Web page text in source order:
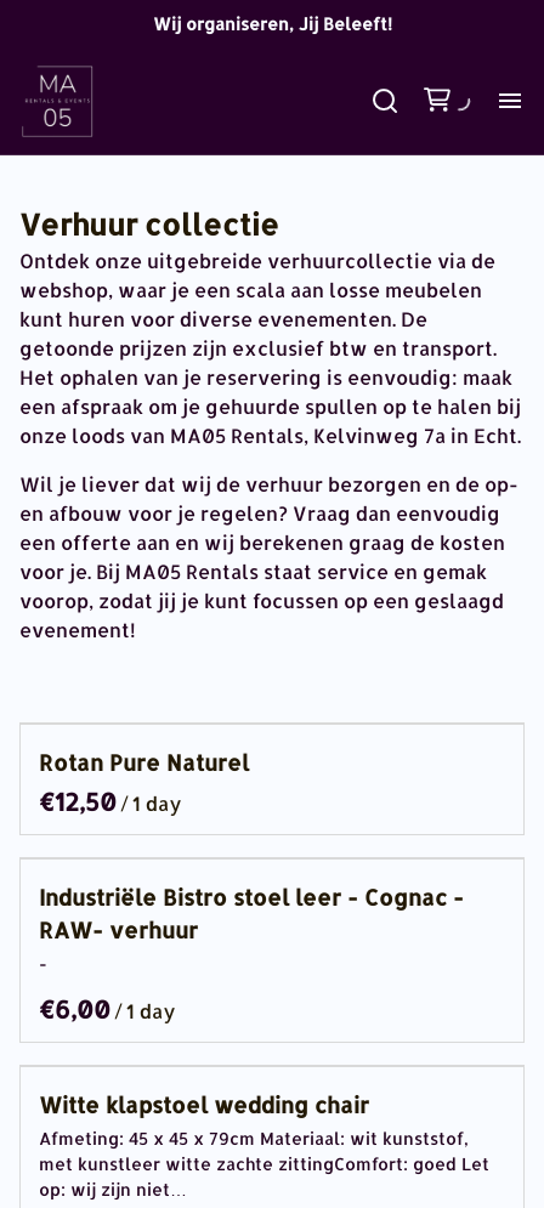
Wij organiseren, Jij Beleeft!
Verhuur collectie
Ontdek onze uitgebreide verhuurcollectie via de
webshop, waar je een scala aan losse meubelen
kunt huren voor diverse evenementen. De
getoonde prijzen zijn exclusief btw en transport.
Het ophalen van je reservering is eenvoudig: maak
een afspraak om je gehuurde spullen op te halen bij
onze loods van MA05 Rentals, Kelvinweg 7a in Echt.
Wil je liever dat wij de verhuur bezorgen en de op-
en afbouw voor je regelen? Vraag dan eenvoudig
een offerte aan en wij berekenen graag de kosten
voor je. Bij MA05 Rentals staat service en gemak
voorop, zodat jij je kunt focussen op een geslaagd
evenement!
Rotan Pure Naturel
/
Industriële Bistro stoel leer - Cognac -
RAW- verhuur
-
/
Witte klapstoel wedding chair
Afmeting: 45 x 45 x 79cm Materiaal: wit kunststof,
met kunstleer witte zachte zittingComfort: goed Let
op: wij zijn niet…